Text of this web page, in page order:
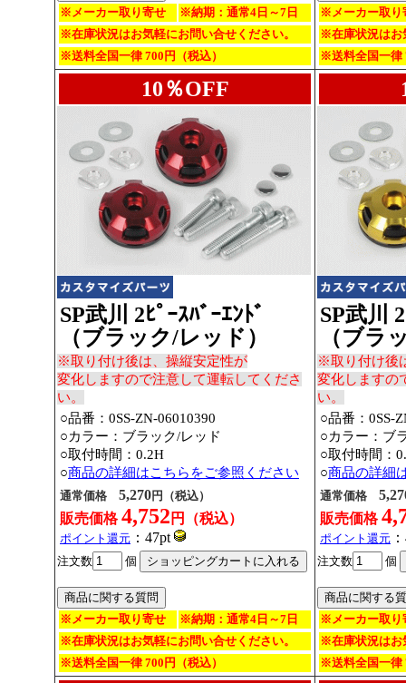
※メーカー取り寄せ
※納期：通常4日～7日
※在庫状況はお気軽にお問い合せください。
※送料全国一律 700円（税込）
※メーカー取り
※在庫状況はお
※送料全国一律
10％OFF
SP武川 2ﾋﾟｰｽﾊﾞｰｴﾝﾄﾞ
（ブラック/レッド）
※取り付け後は、操縦安定性が
変化しますので注意して運転してくださ
い。
○品番：0SS-ZN-06010390
○カラー：ブラック/レッド
○取付時間：0.2H
○商品の詳細はこちらをご参照ください
通常価格 5,270円（税込）
販売価格4,752 円（税込）
ポイント還元 ：47pt
注文数 個
※メーカー取り寄せ
※納期：通常4日～7日
※在庫状況はお気軽にお問い合せください。
※送料全国一律 700円（税込）
SP武川
（ブラ
※取り付け後
変化しますの
い。
○品番：0SS-
○カラー：ブ
○取付時間：
○商品の詳細
通常価格
販売価格
ポイント還元
注文数 個
※メーカー取り
※在庫状況はお
※送料全国一律